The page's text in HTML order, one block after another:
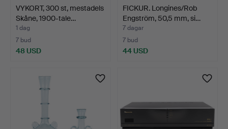
VYKORT, 300 st, mestadels
Skåne, 1900-tale…
1 dag
7 bud
48 USD
FICKUR. Longines/Rob
Engström, 50,5 mm, si…
7 dagar
7 bud
44 USD